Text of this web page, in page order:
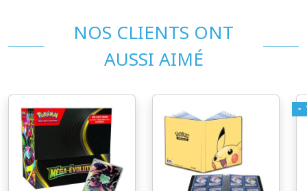
NOS CLIENTS ONT
AUSSI AIMÉ
-